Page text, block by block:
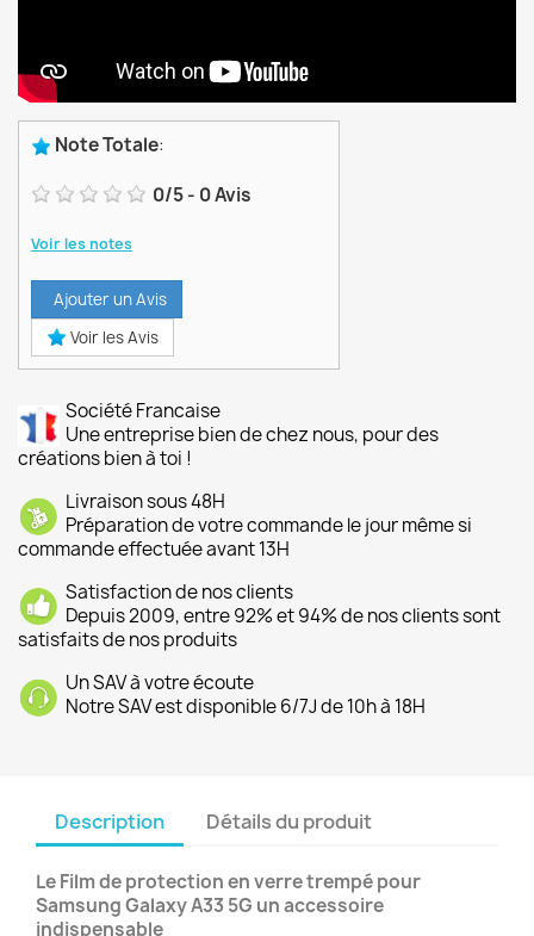
Note Totale:
0/5- 0Avis
Voir les notes
Ajouter un Avis
Voir les Avis
Société Francaise
Une entreprise bien de chez nous, pour des
créations bien à toi !
Livraison sous 48H
Préparation de votre commande le jour même si
commande effectuée avant 13H
Satisfaction de nos clients
Depuis 2009, entre 92% et 94% de nos clients sont
satisfaits de nos produits
Un SAV à votre écoute
Notre SAV est disponible 6/7J de 10h à 18H
Description Détails du produit
Le Film de protection en verre trempé pour
Samsung Galaxy A33 5G un accessoire
indispensable